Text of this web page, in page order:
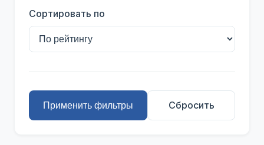
Сортировать по
Применить фильтры Сбросить